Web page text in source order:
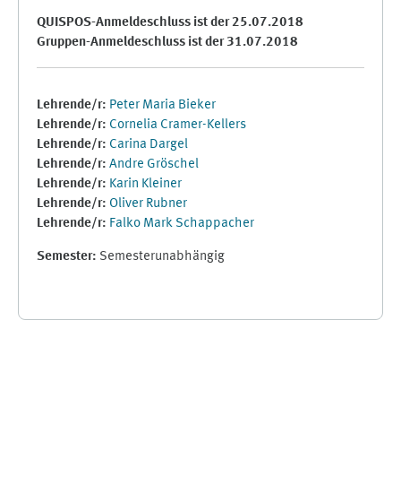
QUISPOS-Anmeldeschluss ist der 25.07.2018
Gruppen-Anmeldeschluss ist der 31.07.2018
Lehrende/r: Peter Maria Bieker
Lehrende/r: Cornelia Cramer-Kellers
Lehrende/r: Carina Dargel
Lehrende/r: Andre Gröschel
Lehrende/r: Karin Kleiner
Lehrende/r: Oliver Rubner
Lehrende/r: Falko Mark Schappacher
Semester: Semesterunabhängig